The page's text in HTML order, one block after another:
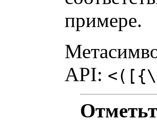
примере.
API: